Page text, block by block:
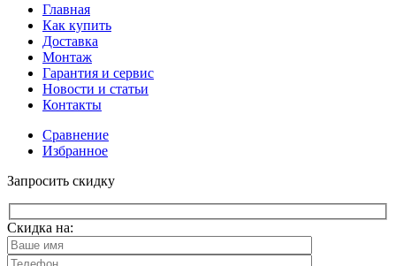
Главная
Как купить
Доставка
Монтаж
Гарантия и сервис
Новости и статьи
Контакты
Сравнение
Избранное
Запросить скидку
Скидка на: